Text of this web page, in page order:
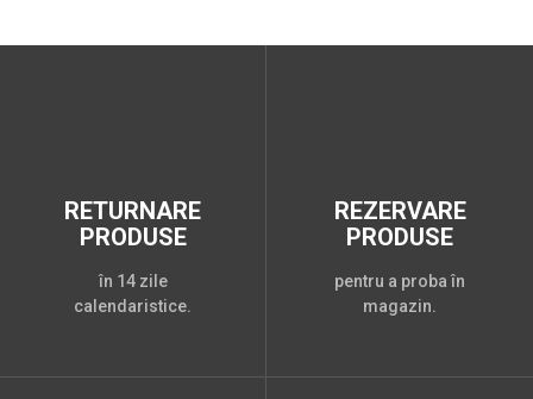
RETURNARE
PRODUSE
în 14 zile
calendaristice.
REZERVARE
PRODUSE
pentru a proba în
magazin.